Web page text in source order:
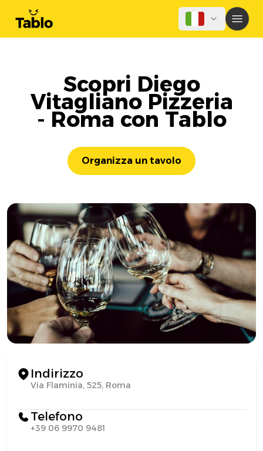
Scopri Diego
Vitagliano Pizzeria
- Roma con Tablo
Organizza un tavolo
Indirizzo
Via Flaminia, 525, Roma
Telefono
+39 06 9970 9481